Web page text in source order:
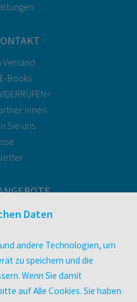
Versand
Books
Sie uns
Club
Daten
andere Technologien, um
zu speichern und die
Wenn Sie damit
auf Alle Cookies. Sie haben